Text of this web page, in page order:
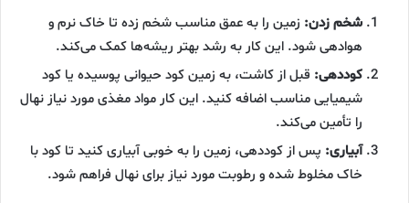
شخم زدن: زمین را به عمق مناسب شخم زده تا خاک نرم و
هوادهی شود. این کار به رشد بهتر ریشه‌ها کمک می‌کند.
کوددهی: قبل از کاشت، به زمین کود حیوانی پوسیده یا کود
شیمیایی مناسب اضافه کنید. این کار مواد مغذی مورد نیاز نهال
را تأمین می‌کند.
آبیاری: پس از کوددهی، زمین را به خوبی آبیاری کنید تا کود با
خاک مخلوط شده و رطوبت مورد نیاز برای نهال فراهم شود.